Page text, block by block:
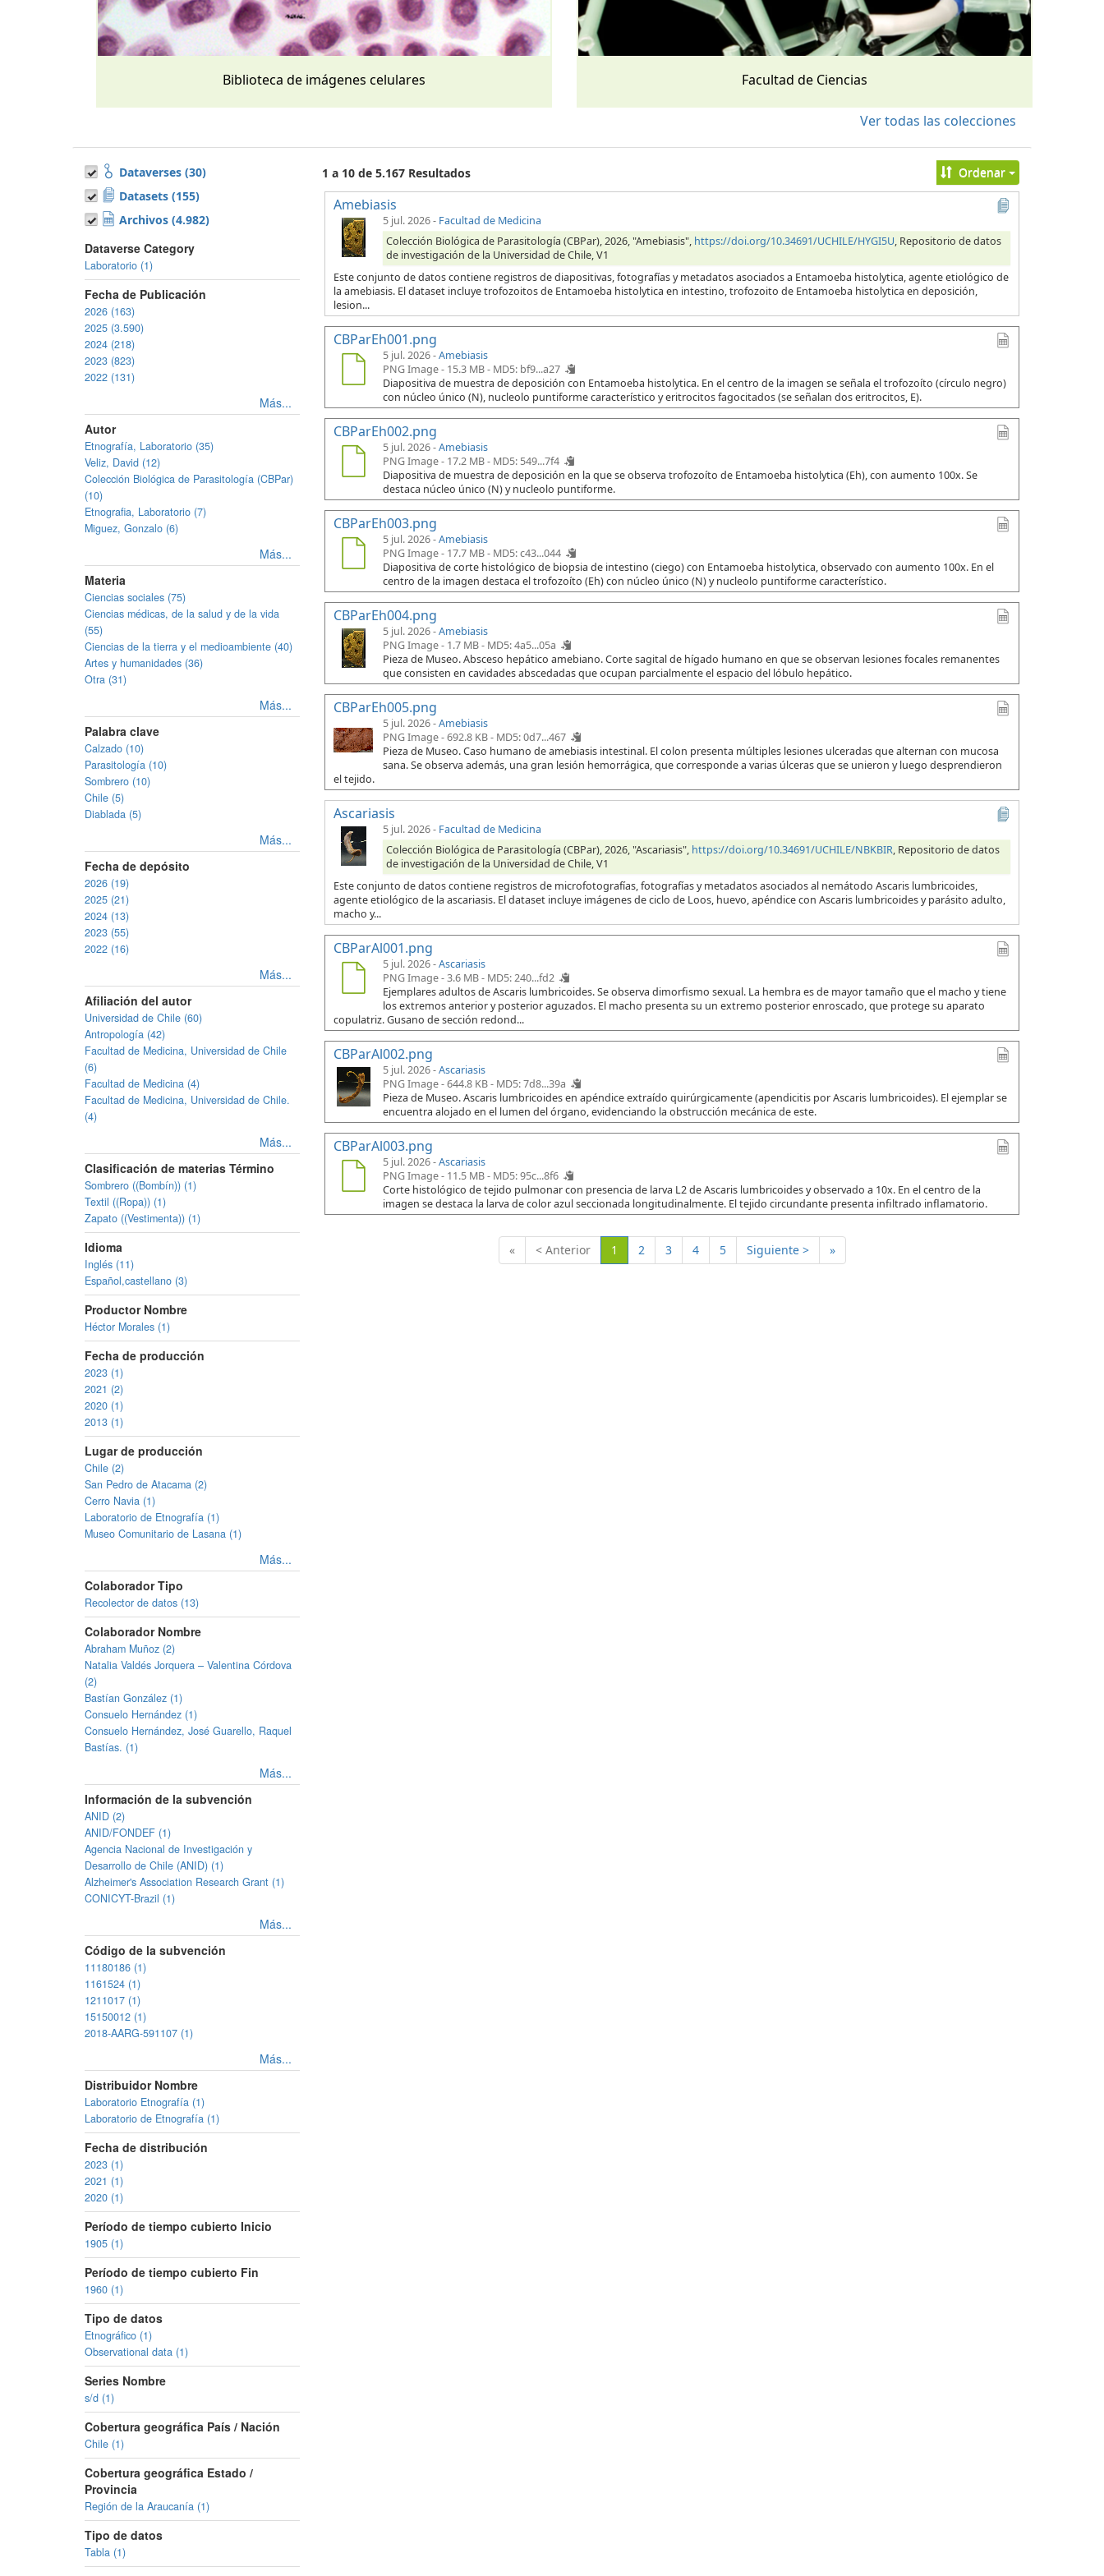
Biblioteca de imágenes celulares Facultad de Ciencias
Ver todas las colecciones
Dataverses (30)
Datasets (155)
Archivos (4.982)
Dataverse Category
Laboratorio (1)
Fecha de Publicación
2026 (163)
2025 (3.590)
2024 (218)
2023 (823)
2022 (131)
Más...
Autor
Etnografía, Laboratorio (35)
Veliz, David (12)
Colección Biológica de Parasitología (CBPar)
(10)
Etnografia, Laboratorio (7)
Miguez, Gonzalo (6)
Más...
Materia
Ciencias sociales (75)
Ciencias médicas, de la salud y de la vida
(55)
Ciencias de la tierra y el medioambiente (40)
Artes y humanidades (36)
Otra (31)
Más...
Palabra clave
Calzado (10)
Parasitología (10)
Sombrero (10)
Chile (5)
Diablada (5)
Más...
Fecha de depósito
2026 (19)
2025 (21)
2024 (13)
2023 (55)
2022 (16)
Más...
Afiliación del autor
Universidad de Chile (60)
Antropología (42)
Facultad de Medicina, Universidad de Chile
(6)
Facultad de Medicina (4)
Facultad de Medicina, Universidad de Chile.
(4)
Más...
Clasificación de materias Término
Sombrero ((Bombín)) (1)
Textil ((Ropa)) (1)
Zapato ((Vestimenta)) (1)
Idioma
Inglés (11)
Español,castellano (3)
Productor Nombre
Héctor Morales (1)
Fecha de producción
2023 (1)
2021 (2)
2020 (1)
2013 (1)
Lugar de producción
Chile (2)
San Pedro de Atacama (2)
Cerro Navia (1)
Laboratorio de Etnografía (1)
Museo Comunitario de Lasana (1)
Más...
Colaborador Tipo
Recolector de datos (13)
Colaborador Nombre
Abraham Muñoz (2)
Natalia Valdés Jorquera – Valentina Córdova
(2)
Bastían González (1)
Consuelo Hernández (1)
Consuelo Hernández, José Guarello, Raquel
Bastías. (1)
Más...
Información de la subvención
ANID (2)
ANID/FONDEF (1)
Agencia Nacional de Investigación y
Desarrollo de Chile (ANID) (1)
Alzheimer's Association Research Grant (1)
CONICYT-Brazil (1)
Más...
Código de la subvención
11180186 (1)
1161524 (1)
1211017 (1)
15150012 (1)
2018-AARG-591107 (1)
Más...
Distribuidor Nombre
Laboratorio Etnografía (1)
Laboratorio de Etnografía (1)
Fecha de distribución
2023 (1)
2021 (1)
2020 (1)
Período de tiempo cubierto Inicio
1905 (1)
Período de tiempo cubierto Fin
1960 (1)
Tipo de datos
Etnográfico (1)
Observational data (1)
Series Nombre
s/d (1)
Cobertura geográfica País / Nación
Chile (1)
Cobertura geográfica Estado /
Provincia
Región de la Araucanía (1)
Tipo de datos
Tabla (1)
1 a 10 de 5.167 Resultados Ordenar
Amebiasis
5 jul. 2026- Facultad de Medicina
Colección Biológica de Parasitología (CBPar), 2026, "Amebiasis", https://doi.org/10.34691/UCHILE/HYGI5U, Repositorio de datos
de investigación de la Universidad de Chile, V1
Este conjunto de datos contiene registros de diapositivas, fotografías y metadatos asociados a Entamoeba histolytica, agente etiológico de
la amebiasis. El dataset incluye trofozoitos de Entamoeba histolytica en intestino, trofozoito de Entamoeba histolytica en deposición,
lesion...
CBParEh001.png
5 jul. 2026 -Amebiasis
PNG Image - 15.3 MB - MD5: bf9...a27
Diapositiva de muestra de deposición con Entamoeba histolytica. En el centro de la imagen se señala el trofozoíto (círculo negro)
con núcleo único (N), nucleolo puntiforme característico y eritrocitos fagocitados (se señalan dos eritrocitos, E).
CBParEh002.png
5 jul. 2026 -Amebiasis
PNG Image - 17.2 MB - MD5: 549...7f4
Diapositiva de muestra de deposición en la que se observa trofozoíto de Entamoeba histolytica (Eh), con aumento 100x. Se
destaca núcleo único (N) y nucleolo puntiforme.
CBParEh003.png
5 jul. 2026 -Amebiasis
PNG Image - 17.7 MB - MD5: c43...044
Diapositiva de corte histológico de biopsia de intestino (ciego) con Entamoeba histolytica, observado con aumento 100x. En el
centro de la imagen destaca el trofozoíto (Eh) con núcleo único (N) y nucleolo puntiforme característico.
CBParEh004.png
5 jul. 2026 -Amebiasis
PNG Image - 1.7 MB - MD5: 4a5...05a
Pieza de Museo. Absceso hepático amebiano. Corte sagital de hígado humano en que se observan lesiones focales remanentes
que consisten en cavidades abscedadas que ocupan parcialmente el espacio del lóbulo hepático.
CBParEh005.png
5 jul. 2026 -Amebiasis
PNG Image - 692.8 KB - MD5: 0d7...467
Pieza de Museo. Caso humano de amebiasis intestinal. El colon presenta múltiples lesiones ulceradas que alternan con mucosa
sana. Se observa además, una gran lesión hemorrágica, que corresponde a varias úlceras que se unieron y luego desprendieron
el tejido.
Ascariasis
5 jul. 2026- Facultad de Medicina
Colección Biológica de Parasitología (CBPar), 2026, "Ascariasis", https://doi.org/10.34691/UCHILE/NBKBIR, Repositorio de datos
de investigación de la Universidad de Chile, V1
Este conjunto de datos contiene registros de microfotografías, fotografías y metadatos asociados al nemátodo Ascaris lumbricoides,
agente etiológico de la ascariasis. El dataset incluye imágenes de ciclo de Loos, huevo, apéndice con Ascaris lumbricoides y parásito adulto,
macho y...
CBParAl001.png
5 jul. 2026 -Ascariasis
PNG Image - 3.6 MB - MD5: 240...fd2
Ejemplares adultos de Ascaris lumbricoides. Se observa dimorfismo sexual. La hembra es de mayor tamaño que el macho y tiene
los extremos anterior y posterior aguzados. El macho presenta su un extremo posterior enroscado, que protege su aparato
copulatriz. Gusano de sección redond...
CBParAl002.png
5 jul. 2026 -Ascariasis
PNG Image - 644.8 KB - MD5: 7d8...39a
Pieza de Museo. Ascaris lumbricoides en apéndice extraído quirúrgicamente (apendicitis por Ascaris lumbricoides). El ejemplar se
encuentra alojado en el lumen del órgano, evidenciando la obstrucción mecánica de este.
CBParAl003.png
5 jul. 2026 -Ascariasis
PNG Image - 11.5 MB - MD5: 95c...8f6
Corte histológico de tejido pulmonar con presencia de larva L2 de Ascaris lumbricoides y observado a 10x. En el centro de la
imagen se destaca la larva de color azul seccionada longitudinalmente. El tejido circundante presenta infiltrado inflamatorio.
« < Anterior 1 (Actual)
2 3 4 5 Siguiente > »